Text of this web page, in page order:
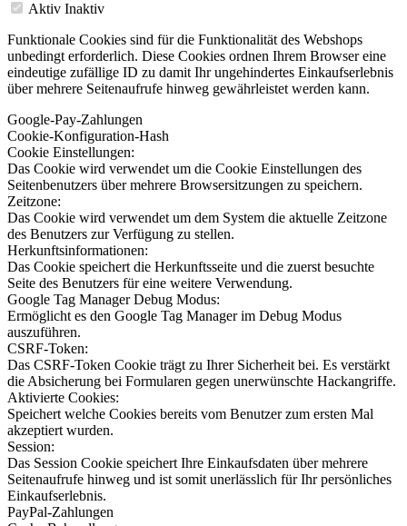
Aktiv Inaktiv
Funktionale Cookies sind für die Funktionalität des Webshops
unbedingt erforderlich. Diese Cookies ordnen Ihrem Browser eine
eindeutige zufällige ID zu damit Ihr ungehindertes Einkaufserlebnis
über mehrere Seitenaufrufe hinweg gewährleistet werden kann.
Google-Pay-Zahlungen
Cookie-Konfiguration-Hash
Cookie Einstellungen:
Das Cookie wird verwendet um die Cookie Einstellungen des
Seitenbenutzers über mehrere Browsersitzungen zu speichern.
Zeitzone:
Das Cookie wird verwendet um dem System die aktuelle Zeitzone
des Benutzers zur Verfügung zu stellen.
Herkunftsinformationen:
Das Cookie speichert die Herkunftsseite und die zuerst besuchte
Seite des Benutzers für eine weitere Verwendung.
Google Tag Manager Debug Modus:
Ermöglicht es den Google Tag Manager im Debug Modus
auszuführen.
CSRF-Token:
Das CSRF-Token Cookie trägt zu Ihrer Sicherheit bei. Es verstärkt
die Absicherung bei Formularen gegen unerwünschte Hackangriffe.
Aktivierte Cookies:
Speichert welche Cookies bereits vom Benutzer zum ersten Mal
akzeptiert wurden.
Session:
Das Session Cookie speichert Ihre Einkaufsdaten über mehrere
Seitenaufrufe hinweg und ist somit unerlässlich für Ihr persönliches
Einkaufserlebnis.
PayPal-Zahlungen